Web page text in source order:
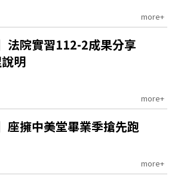
more+
法院實習112-2成果分享
明
more+
座擁中美堂畢業季搶先跑
more+